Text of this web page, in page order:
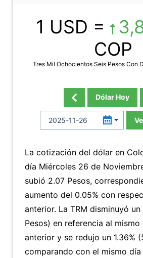
1 USD =
COP
Tres Mil Ochocientos Seis Pesos Con
Dólar Hoy
La cotización del dólar en
día Miércoles 26 de
subió 2.07 Pesos,
aumento del 0.05% con
anterior. La TRM disminuyó un
Pesos) en referencia al mismo
anterior y se redujo un 1.36%
comparando con el mismo día